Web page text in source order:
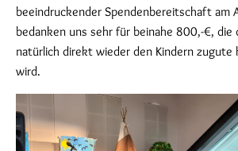
beeindruckender Spendenbereitschaft am
bedanken uns sehr für beinahe 800,-€, die
natürlich direkt wieder den Kindern zugute
wird.